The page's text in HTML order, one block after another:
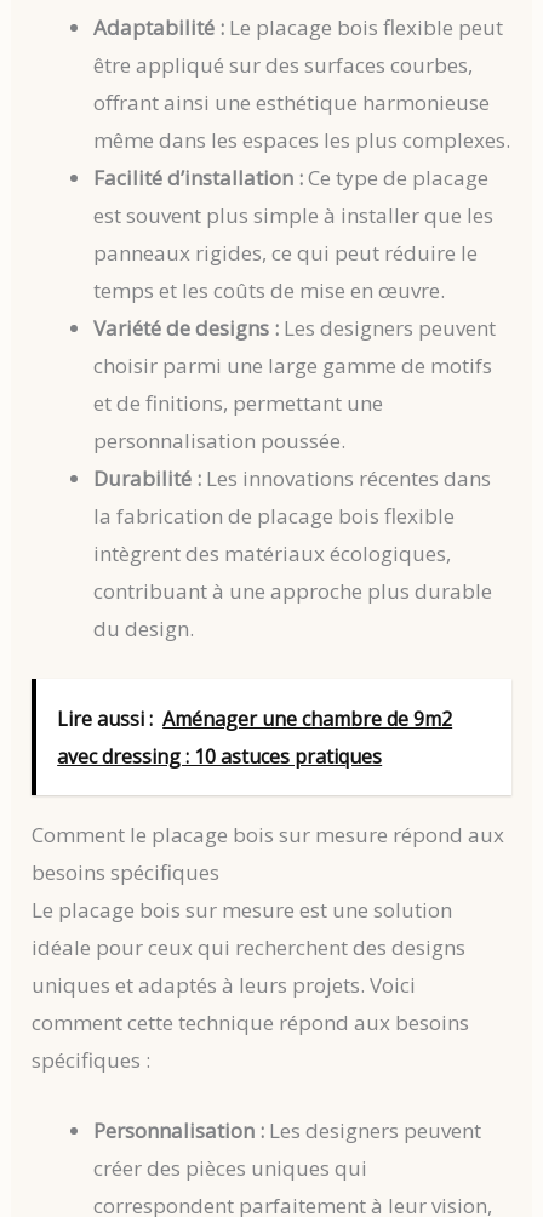
Adaptabilité : Le placage bois flexible peut
être appliqué sur des surfaces courbes,
offrant ainsi une esthétique harmonieuse
même dans les espaces les plus complexes.
Facilité d’installation :Ce type de placage
est souvent plus simple à installer que les
panneaux rigides, ce qui peut réduire le
temps et les coûts de mise en œuvre.
Variété de designs : Les designers peuvent
choisir parmi une large gamme de motifs
et de finitions, permettant une
personnalisation poussée.
Durabilité : Les innovations récentes dans
la fabrication de placage bois flexible
intègrent des matériaux écologiques,
contribuant à une approche plus durable
du design.
Lire aussi : Aménager une chambre de 9m2
avec dressing : 10 astuces pratiques
Comment le placage bois sur mesure répond aux
besoins spécifiques
Le placage bois sur mesure est une solution
idéale pour ceux qui recherchent des designs
uniques et adaptés à leurs projets. Voici
comment cette technique répond aux besoins
spécifiques :
Personnalisation : Les designers peuvent
créer des pièces uniques qui
correspondent parfaitement à leur vision,